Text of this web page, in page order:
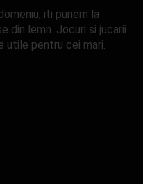
iti punem la
din lemn. Jocuri si jucarii
utile pentru cei mari.